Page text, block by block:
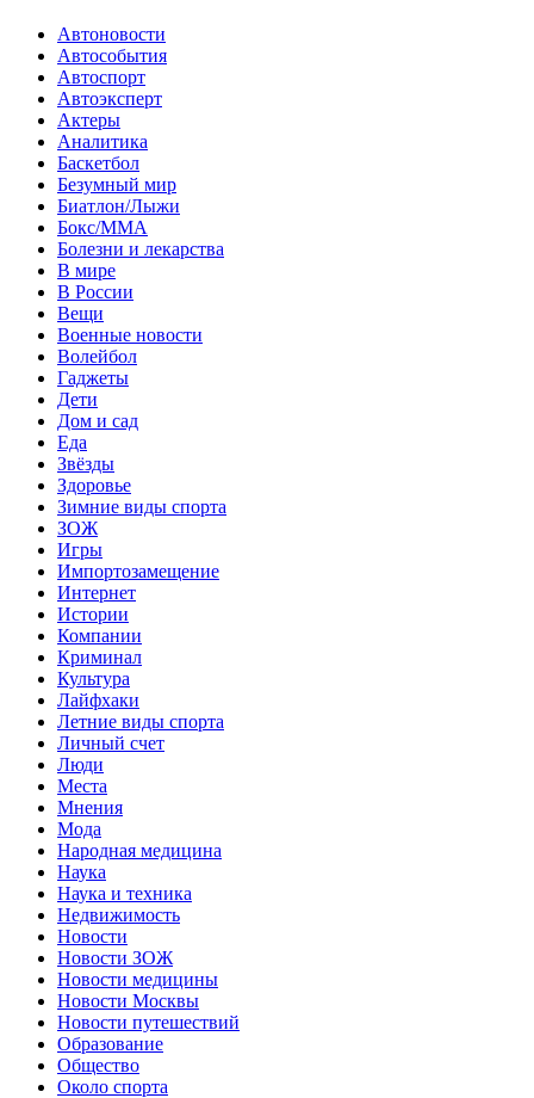
Автоновости
Автособытия
Автоспорт
Автоэксперт
Актеры
Аналитика
Баскетбол
Безумный мир
Биатлон/Лыжи
Бокс/MMA
Болезни и лекарства
В мире
В России
Вещи
Военные новости
Волейбол
Гаджеты
Дети
Дом и сад
Еда
Звёзды
Здоровье
Зимние виды спорта
ЗОЖ
Игры
Импортозамещение
Интернет
Истории
Компании
Криминал
Культура
Лайфхаки
Летние виды спорта
Личный счет
Люди
Места
Мнения
Мода
Народная медицина
Наука
Наука и техника
Недвижимость
Новости
Новости ЗОЖ
Новости медицины
Новости Москвы
Новости путешествий
Образование
Общество
Около спорта